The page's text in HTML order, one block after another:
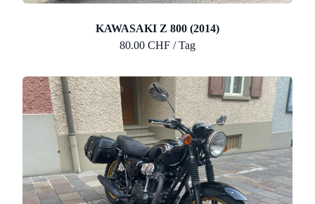
KAWASAKI Z 800 (2014)
80.00 CHF / Tag